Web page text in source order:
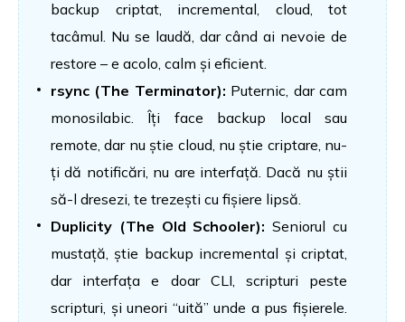
backup criptat, incremental, cloud, tot
tacâmul. Nu se laudă, dar când ai nevoie de
restore – e acolo, calm și eficient.
rsync (The Terminator): Puternic, dar cam
monosilabic. Îți face backup local sau
remote, dar nu știe cloud, nu știe criptare, nu-
ți dă notificări, nu are interfață. Dacă nu știi
să-l dresezi, te trezești cu fișiere lipsă.
Duplicity (The Old Schooler): Seniorul cu
mustață, știe backup incremental și criptat,
dar interfața e doar CLI, scripturi peste
scripturi, și uneori “uită” unde a pus fișierele.